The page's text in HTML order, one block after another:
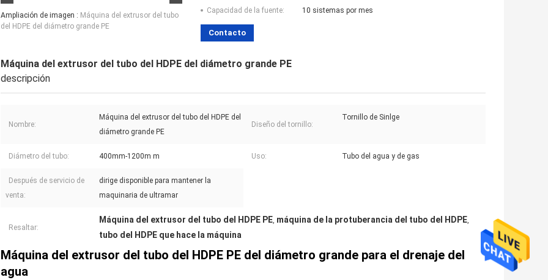
Ampliación de imagen : Máquina del extrusor del tubo
del HDPE del diámetro grande PE
Capacidad de la fuente:
10 sistemas por mes
Contacto
Máquina del extrusor del tubo del HDPE del diámetro grande PE
descripción
Nombre:
Máquina del extrusor del tubo del HDPE del
diámetro grande PE
Diseño del tornillo:
Tornillo de Sinlge
Diámetro del tubo: 400mm-1200m m Uso: Tubo del agua y de gas
Después de servicio de
venta:
dirige disponible para mantener la
maquinaria de ultramar
Resaltar:
Máquina del extrusor del tubo del HDPE PE, máquina de la protuberancia del tubo del HDPE,
tubo del HDPE que hace la máquina
Máquina del extrusor del tubo del HDPE PE del diámetro grande para el drenaje del
agua